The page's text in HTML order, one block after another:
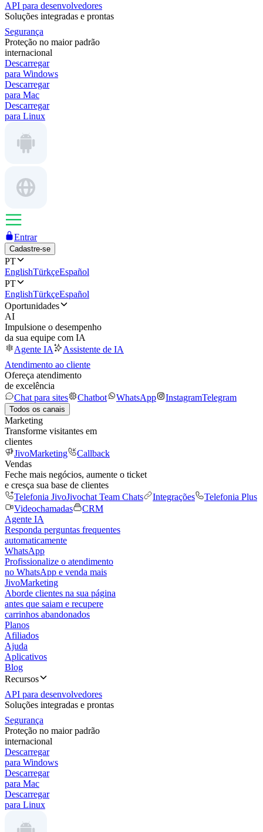
API para desenvolvedores
Soluções integradas e prontas
Segurança
Proteção no maior padrão
internacional
Descarregar
para Windows
Descarregar
para Mac
Descarregar
para Linux
Entrar
Cadastre-se
PT
EnglishTürkçeEspañol
PT
EnglishTürkçeEspañol
Oportunidades
AI
Impulsione o desempenho
da sua equipe com IA
Agente IA
Assistente de IA
Atendimento ao cliente
Ofereça atendimento
de excelência
Chat para sites
Chatbot WhatsApp InstagramTelegram
Todos os canais
Marketing
Transforme visitantes em
clientes
JivoMarketing
Callback
Vendas
Feche mais negócios, aumente o ticket
e cresça sua base de clientes
Telefonia JivoJivochat Team Chats Integrações
Telefonia Plus
Videochamadas
CRM
Agente IA
Responda perguntas frequentes
automaticamente
WhatsApp
Profissionalize o atendimento
no WhatsApp e venda mais
JivoMarketing
Aborde clientes na sua página
antes que saiam e recupere
carrinhos abandonados
Planos
Afiliados
Ajuda
Aplicativos
Blog
Recursos
API para desenvolvedores
Soluções integradas e prontas
Segurança
Proteção no maior padrão
internacional
Descarregar
para Windows
Descarregar
para Mac
Descarregar
para Linux